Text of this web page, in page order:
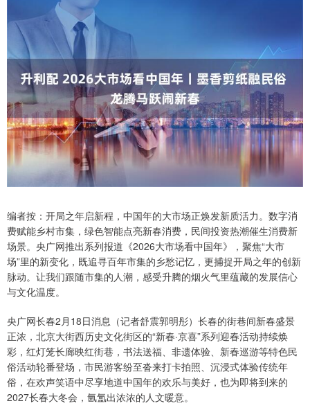
编者按：开局之年启新程，中国年的大市场正焕发新质活力。数字消
费赋能乡村市集，绿色智能点亮新春消费，民间投资热潮催生消费新
场景。央广网推出系列报道《2026大市场看中国年》，聚焦“大市
场”里的新变化，既追寻百年市集的乡愁记忆，更捕捉开局之年的创新
脉动。让我们跟随市集的人潮，感受升腾的烟火气里蕴藏的发展信心
与文化温度。
央广网长春2月18日消息（记者舒震郭明彤）长春的街巷间新春盛景
正浓，北京大街西历史文化街区的“新春·京喜”系列迎春活动持续焕
彩，红灯笼长廊映红街巷，书法送福、非遗体验、新春巡游等特色民
俗活动轮番登场，市民游客纷至沓来打卡拍照、沉浸式体验传统年
俗，在欢声笑语中尽享地道中国年的欢乐与美好，也为即将到来的
2027长春大冬会，氤氲出浓浓的人文暖意。